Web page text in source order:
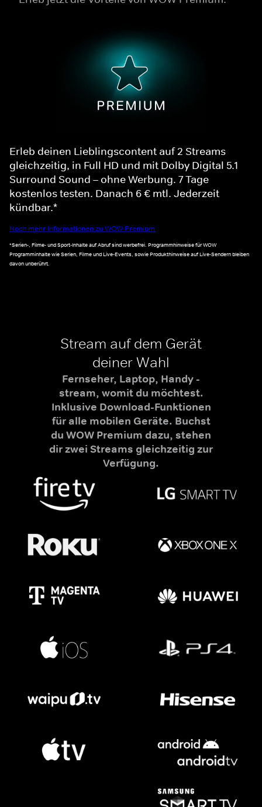
Erleb deinen Lieblingscontent auf 2 Streams
gleichzeitig, in Full HD und mit Dolby Digital 5.1
Surround Sound – ohne Werbung. 7 Tage
kostenlos testen. Danach 6 € mtl. Jederzeit
kündbar.*
Noch mehr Informationen zu WOW Premium
*Serien-, Filme- und Sport-Inhalte auf Abruf sind werbefrei. Programmhinweise für WOW
Programminhalte wie Serien, Filme und Live-Events, sowie Produkthinweise auf Live-Sendern bleiben
davon unberührt.
Stream auf dem Gerät
deiner Wahl
Fernseher, Laptop, Handy -
stream, womit du möchtest.
Inklusive Download-Funktionen
für alle mobilen Geräte. Buchst
du WOW Premium dazu, stehen
dir zwei Streams gleichzeitig zur
Verfügung.